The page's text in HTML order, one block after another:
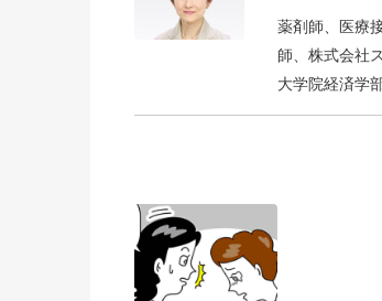
薬剤師、医療
師、株式会社
大学院経済学